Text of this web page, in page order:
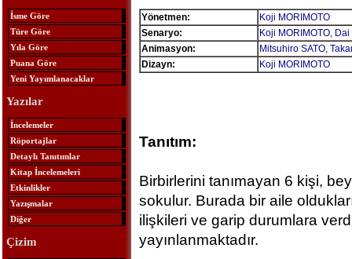
İsme Göre
Türe Göre
Yıla Göre
Puana Göre
Yeni Yayımlanacaklar
Yazılar
İncelemeler
Röportajlar
Detaylı Tanıtımlar
Kitap İncelemeleri
Etkinlikler
Yazışmalar
Diğer
Çizim
Yönetmen:
Koji MORIMOTO
Senaryo:
Koji MORIMOTO, Dai
Animasyon:
Mitsuhiro SATO,
Dizayn:
Koji MORIMOTO
Tanıtım:
Birbirlerini tanımayan 6 kişi,
sokulur. Burada bir aile
ilişkileri ve garip durumlara
yayınlanmaktadır.